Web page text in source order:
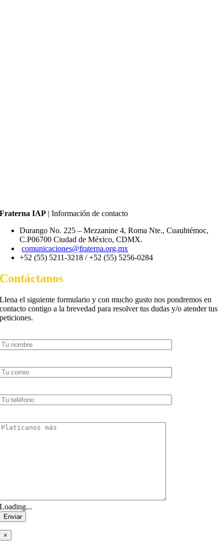
Fraterna IAP | Información de contacto
Durango No. 225 – Mezzanine 4, Roma Nte., Cuauhtémoc,
C.P06700 Ciudad de México, CDMX.
comunicaciones@fraterna.org.mx
+52 (55) 5211-3218 /+52 (55) 5256-0284
Contáctanos
Llena el siguiente formulario y con mucho gusto nos pondremos en
contacto contigo a la brevedad para resolver tus dudas y/o atender tus
peticiones.
Loading...
×